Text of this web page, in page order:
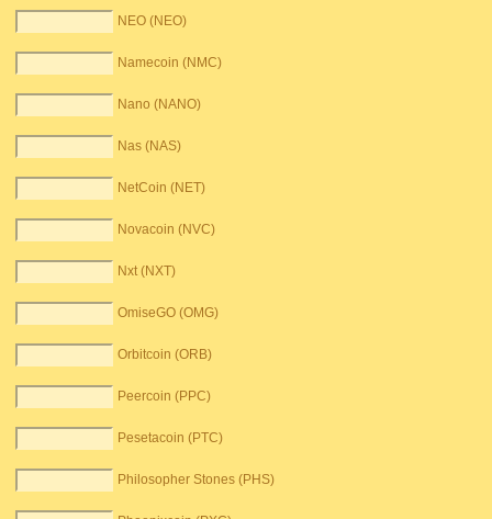
NEO (NEO)
Namecoin (NMC)
Nano (NANO)
Nas (NAS)
NetCoin (NET)
Novacoin (NVC)
Nxt (NXT)
OmiseGO (OMG)
Orbitcoin (ORB)
Peercoin (PPC)
Pesetacoin (PTC)
Philosopher Stones (PHS)